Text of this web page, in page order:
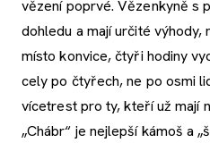
vězení poprvé. Vězenkyně s
dohledu a mají určité
místo konvice, čtyři hodiny
cely po čtyřech, ne po osmi
vícetrest pro ty, kteří už mají
„Chábr“ je nejlepší kámoš a